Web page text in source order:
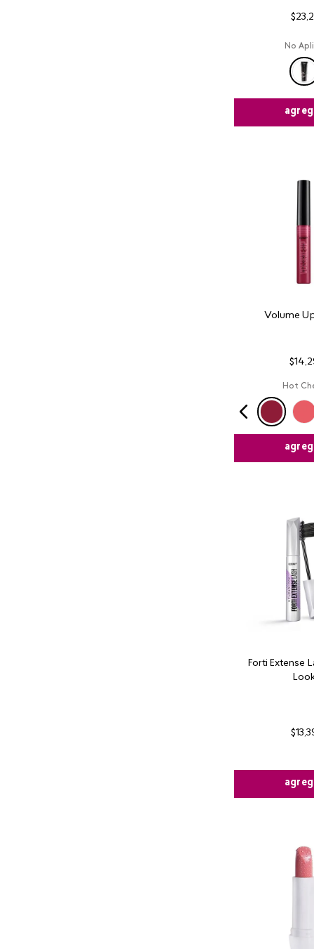
$23,
No
Volume
$14,
Hot
Forti Extense
$13,